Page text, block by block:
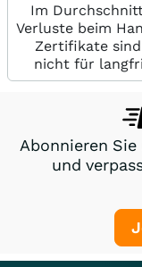
Im
Verluste beim
Zertifikate
nicht für
Abonnieren
und